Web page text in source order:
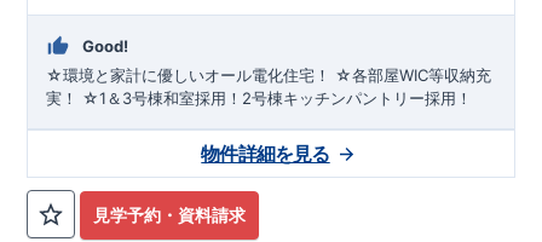
Good!
☆環境と家計に優しいオール電化住宅！ ☆各部屋WIC等収納充
実！ ☆1＆3号棟和室採用！2号棟キッチンパントリー採用！
見学予約・資料請求
物件詳細を見る